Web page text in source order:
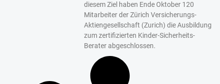
diesem Ziel haben Ende Oktober 120
Mitarbeiter der Zürich Versicherungs-
Aktiengesellschaft (Zurich) die Ausbildung
zum zertifizierten Kinder-Sicherheits-
Berater abgeschlossen.